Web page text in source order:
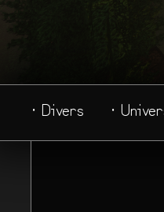
· Divers ·